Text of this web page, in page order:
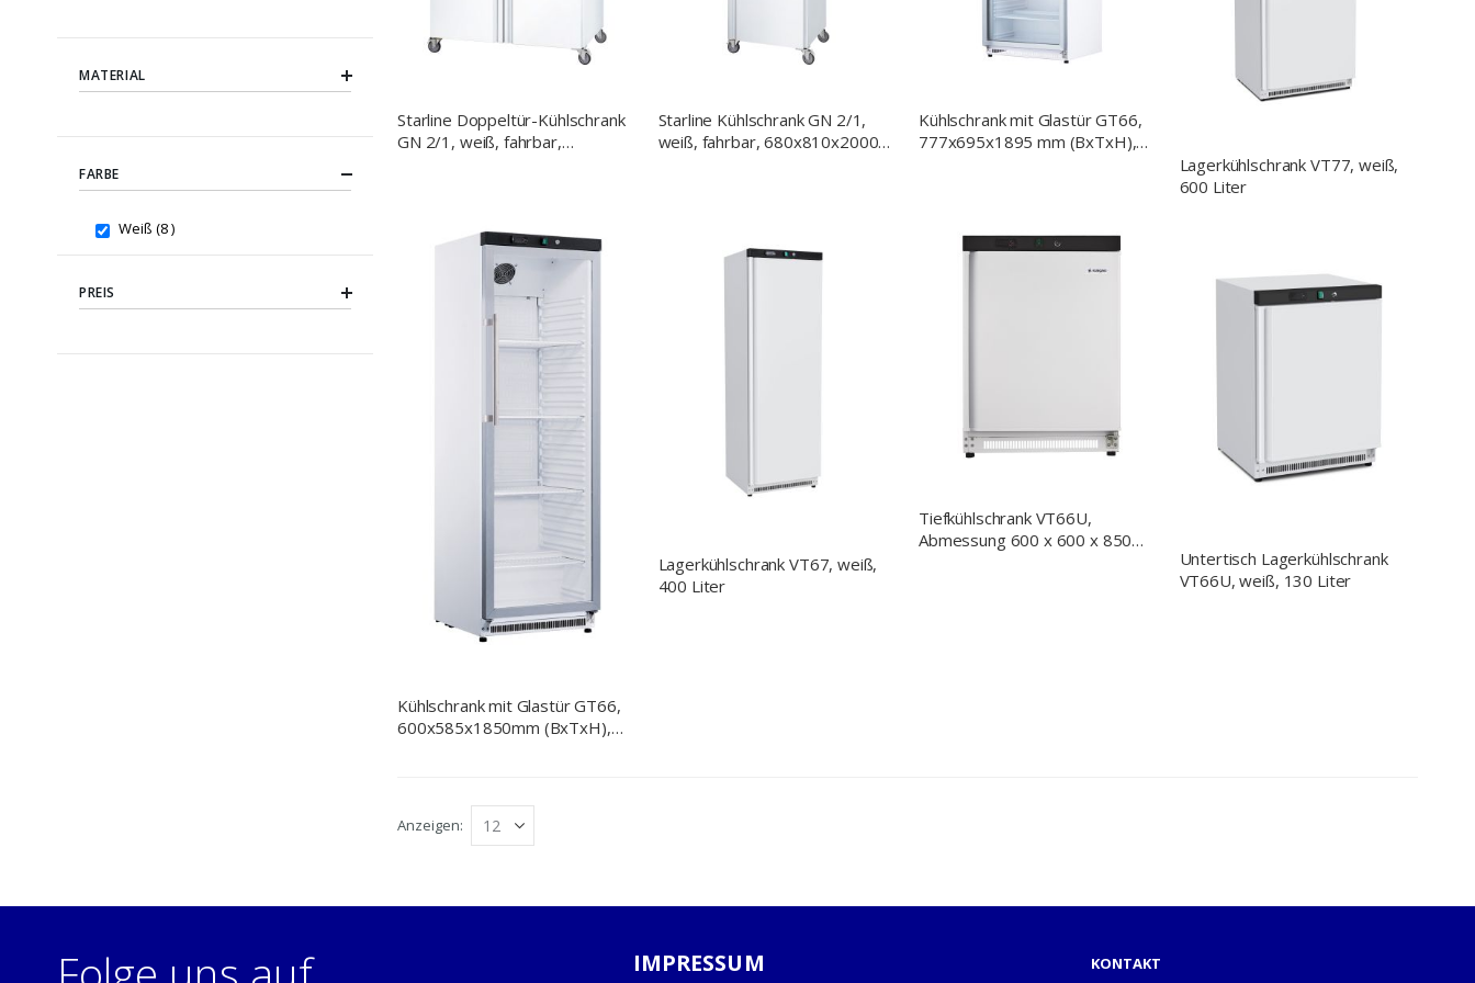
Starline Doppeltür-Kühlschrank
GN 2/1, weiß, fahrbar,
Starline Kühlschrank GN 2/1,
weiß, fahrbar, 680x810x2000
Kühlschrank mit Glastür GT66,
777x695x1895 mm (BxTxH),
Lagerkühlschrank VT77, weiß,
600 Liter
Kühlschrank mit Glastür GT66,
600x585x1850mm (BxTxH),
Lagerkühlschrank VT67, weiß,
400 Liter
Tiefkühlschrank VT66U,
Abmessung 600 x 600 x 850
Untertisch Lagerkühlschrank
VT66U, weiß, 130 Liter
Anzeigen
MATERIAL
FARBE
Weiß 8items
PREIS
IMPRESSUM KONTAKT